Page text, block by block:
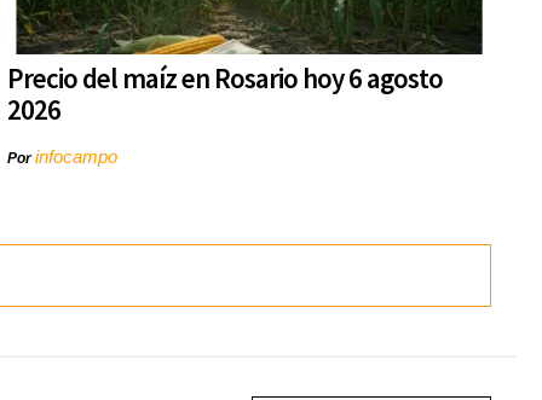
Precio del maíz en Rosario hoy 6 agosto
2026
Porinfocampo